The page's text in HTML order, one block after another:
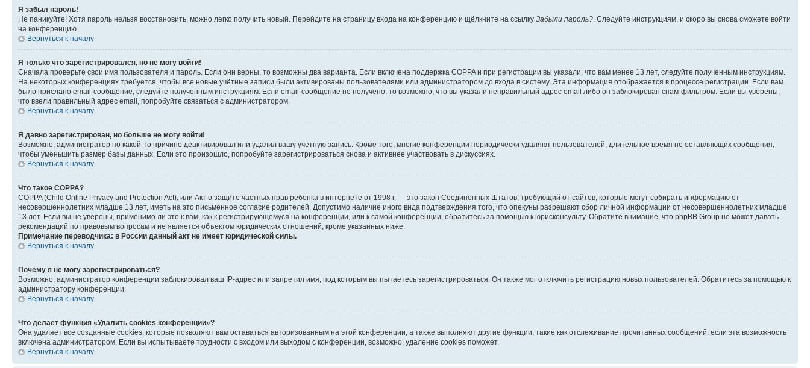
Я забыл пароль!
Не паникуйте! Хотя пароль нельзя восстановить, можно легко получить новый. Перейдите на страницу входа на конференцию и щёлкните на ссылку Забыли пароль? . Следуйте инструкциям, и скоро вы снова сможете войти
на конференцию.
Вернуться к началу
Я только что зарегистрировался, но не могу войти!
Сначала проверьте свои имя пользователя и пароль. Если они верны, то возможны два варианта. Если включена поддержка COPPA и при регистрации вы указали, что вам менее 13 лет, следуйте полученным инструкциям.
На некоторых конференциях требуется, чтобы все новые учётные записи были активированы пользователями или администратором до входа в систему. Эта информация отображается в процессе регистрации. Если вам
было прислано email-сообщение, следуйте полученным инструкциям. Если email-сообщение не получено, то возможно, что вы указали неправильный адрес email либо он заблокирован спам-фильтром. Если вы уверены,
что ввели правильный адрес email, попробуйте связаться с администратором.
Вернуться к началу
Я давно зарегистрирован, но больше не могу войти!
Возможно, администратор по какой-то причине деактивировал или удалил вашу учётную запись. Кроме того, многие конференции периодически удаляют пользователей, длительное время не оставляющих сообщения,
чтобы уменьшить размер базы данных. Если это произошло, попробуйте зарегистрироваться снова и активнее участвовать в дискуссиях.
Вернуться к началу
Что такое COPPA?
COPPA (Child Online Privacy and Protection Act), или Акт о защите частных прав ребёнка в интернете от 1998 г. — это закон Соединённых Штатов, требующий от сайтов, которые могут собирать информацию от
несовершеннолетних младше 13 лет, иметь на это письменное согласие родителей. Допустимо наличие иного вида подтверждения того, что опекуны разрешают сбор личной информации от несовершеннолетних младше
13 лет. Если вы не уверены, применимо ли это к вам, как к регистрирующемуся на конференции, или к самой конференции, обратитесь за помощью к юрисконсульту. Обратите внимание, что phpBB Group не может давать
рекомендаций по правовым вопросам и не является объектом юридических отношений, кроме указанных ниже.
Примечание переводчика: в России данный акт не имеет юридической силы.
Вернуться к началу
Почему я не могу зарегистрироваться?
Возможно, администратор конференции заблокировал ваш IP-адрес или запретил имя, под которым вы пытаетесь зарегистрироваться. Он также мог отключить регистрацию новых пользователей. Обратитесь за помощью к
администратору конференции.
Вернуться к началу
Что делает функция «Удалить cookies конференции»?
Она удаляет все созданные cookies, которые позволяют вам оставаться авторизованным на этой конференции, а также выполняют другие функции, такие как отслеживание прочитанных сообщений, если эта возможность
включена администратором. Если вы испытываете трудности с входом или выходом с конференции, возможно, удаление cookies поможет.
Вернуться к началу